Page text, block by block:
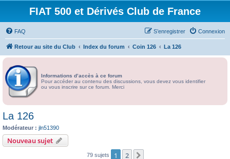
FIAT 500 et Dérivés Club de France
FAQ Connexion
S’enregistrer
Retour au site du Club Index du forum Coin 126 La 126
Informations d’accès à ce forum
Pour accéder au contenu des discussions, vous devez vous identifier
ou vous inscrire sur ce forum. Merci
La 126
Modérateur : jln51390
Nouveau sujet
79 sujets 1 2